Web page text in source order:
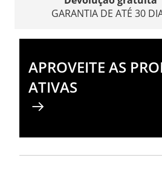
GARANTIA DE ATÉ 30
APROVEITE AS
ATIVAS